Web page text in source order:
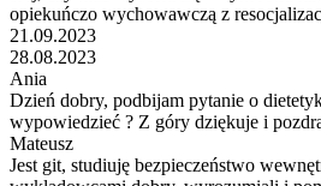
opiekuńczo wychowawczą z
21.09.2023
28.08.2023
Ania
Dzień dobry, podbijam pytanie o
wypowiedzieć ? Z góry dziękuje i
Mateusz
Jest git, studiuję bezpieczeństwo